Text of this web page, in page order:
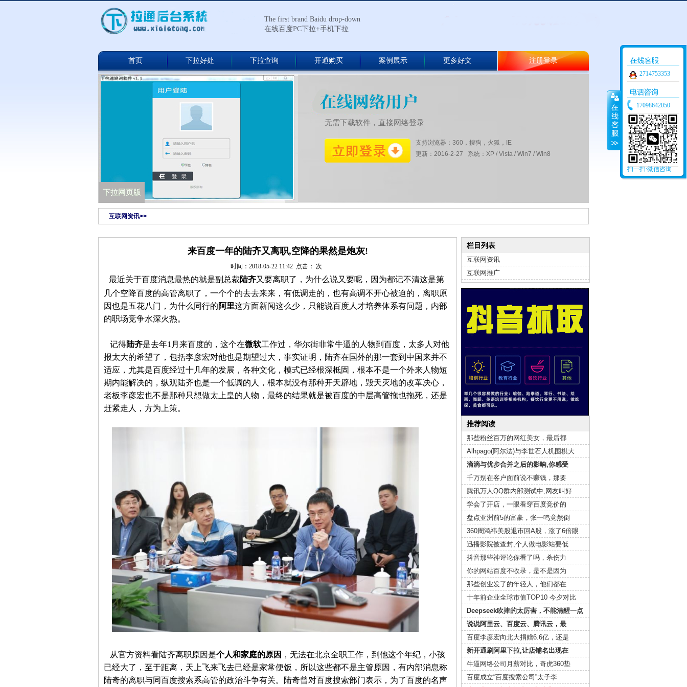
The first brand Baidu drop-down
在线百度PC下拉+手机下拉
首页 下拉好处 下拉查询 开通购买 案例展示 更多好文 注册登录
下拉通网络版
无需下载软件，直接网络登录
支持浏览器：360，搜狗，火狐，IE
更新：2016-2-27 系统：XP / Vista / Win7 / Win8
下拉网页版
互联网资讯>>
来百度一年的陆齐又离职,空降的果然是炮灰!
时间：2018-05-22 11:42 点击： 次
最近关于百度消息最热的就是副总裁陆齐又要离职了，为什么说又要呢，因为都记不清这是第
几个空降百度的高管离职了，一个个的去去来来，有低调走的，也有高调不开心被迫的，离职原
因也是五花八门，为什么同行的阿里这方面新闻这么少，只能说百度人才培养体系有问题，内部
的职场竞争水深火热。
记得陆齐是去年1月来百度的，这个在微软工作过，华尔街非常牛逼的人物到百度，太多人对他
报太大的希望了，包括李彦宏对他也是期望过大，事实证明，陆齐在国外的那一套到中国来并不
适应，尤其是百度经过十几年的发展，各种文化，模式已经根深柢固，根本不是一个外来人物短
期内能解决的，纵观陆齐也是一个低调的人，根本就没有那种开天辟地，毁天灭地的改革决心，
老板李彦宏也不是那种只想做太上皇的人物，最终的结果就是被百度的中层高管拖也拖死，还是
赶紧走人，方为上策。
从官方资料看陆齐离职原因是个人和家庭的原因 ，无法在北京全职工作，到他这个年纪，小孩
已经大了，至于距离，天上飞来飞去已经是家常便饭，所以这些都不是主管原因，有内部消息称
陆奇的离职与同百度搜索系高管的政治斗争有关。陆奇曾对百度搜索部门表示，为了百度的名声
栏目列表
互联网资讯
互联网推广
推荐阅读
那些粉丝百万的网红美女，最后都
Alhpago(阿尔法)与李世石人机围棋大
滴滴与优步合并之后的影响,你感受
千万别在客户面前说不赚钱，那要
腾讯万人QQ群内部测试中,网友叫好
学会了开店，一眼看穿百度竞价的
盘点亚洲前5的富豪，张一鸣竟然倒
360周鸿祎美股退市回A股，涨了6倍眼
迅播影院被查封,个人做电影站要低
抖音那些神评论你看了吗，杀伤力
你的网站百度不收录，是不是因为
那些创业发了的年轻人，他们都在
十年前企业全球市值TOP10 今夕对比
Deepseek吹捧的太厉害，不能清醒一点
说说阿里云、百度云、腾讯云，最
百度李彦宏向北大捐赠6.6亿，还是
新开通刷阿里下拉,让店铺名出现在
牛逼网络公司月薪对比，奇虎360垫
百度成立“百度搜索公司”太子李
2714753353
17098642050
扫一扫:微信咨询